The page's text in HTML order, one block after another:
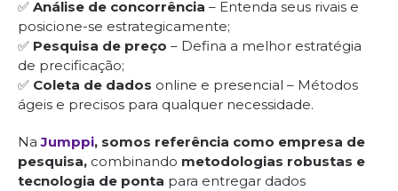
✅ Análise de concorrência – Entenda seus rivais e
posicione-se estrategicamente;
✅ Pesquisa de preço – Defina a melhor estratégia
de precificação;
✅ Coleta de dados online e presencial – Métodos
ágeis e precisos para qualquer necessidade.
NaJumppi, somos referência como empresa de
pesquisa, combinando metodologias robustas e
tecnologia de ponta para entregar dados